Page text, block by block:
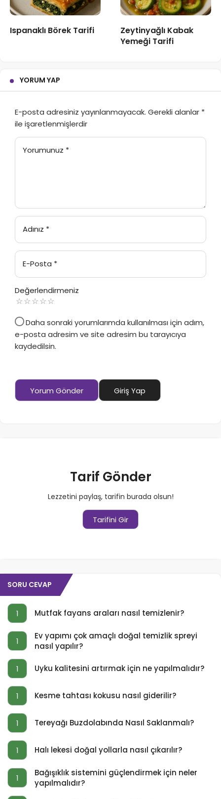
Ispanaklı Börek Tarifi
Zeytinyağlı Kabak
Yemeği Tarifi
YORUM YAP
E-posta adresiniz yayınlanmayacak. Gerekli alanlar *
ile işaretlenmişlerdir
Yorumunuz *
Adınız *
E-Posta *
Değerlendirmeniz
Daha sonraki yorumlarımda kullanılması için adım,
e-posta adresim ve site adresim bu tarayıcıya
kaydedilsin.
Yorum Gönder Giriş Yap
Tarif Gönder
Lezzetini paylaş, tarifin burada olsun!
Tarifini Gir
SORU CEVAP
1 Mutfak fayans araları nasıl temizlenir?
1
Ev yapımı çok amaçlı doğal temizlik spreyi
nasıl yapılır?
1 Uyku kalitesini artırmak için ne yapılmalıdır?
1 Kesme tahtası kokusu nasıl giderilir?
1 Tereyağı Buzdolabında Nasıl Saklanmalı?
1 Halı lekesi doğal yollarla nasıl çıkarılır?
1
Bağışıklık sistemini güçlendirmek için neler
yapılmalıdır?